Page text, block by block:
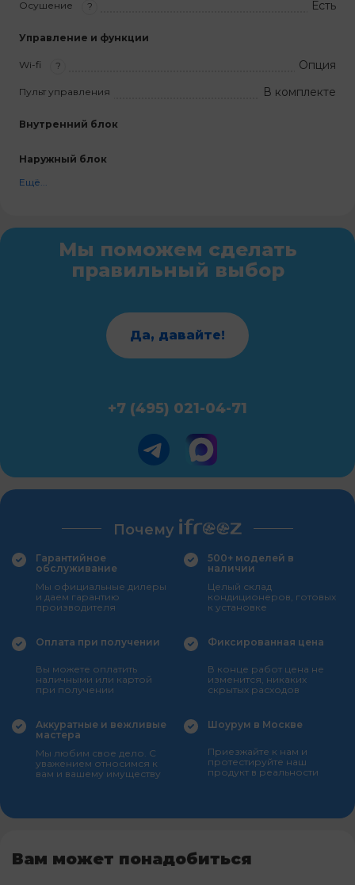
Осушение ? Есть
Управление и функции
Wi-fi ? Опция
Пульт управления В комплекте
Внутренний блок
Наружный блок
Ещё...
Мы поможем сделать
правильный выбор
Да, давайте!
+7 (495) 021-04-71
Почему
Гарантийное
обслуживание
Мы официальные дилеры
и даем гарантию
производителя
500+ моделей в
наличии
Целый склад
кондиционеров, готовых
к установке
Оплата при получении
Вы можете оплатить
наличными или картой
при получении
Фиксированная цена
В конце работ цена не
изменится, никаких
скрытых расходов
Аккуратные и вежливые
мастера
Мы любим свое дело. С
уважением относимся к
вам и вашему имуществу
Шоурум в Москве
Приезжайте к нам и
протестируйте наш
продукт в реальности
Вам может понадобиться